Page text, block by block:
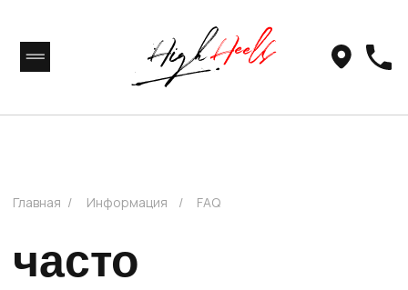
задаваемые
вопросы